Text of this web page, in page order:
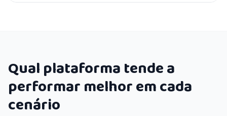
Qual plataforma tende a
performar melhor em cada
cenário